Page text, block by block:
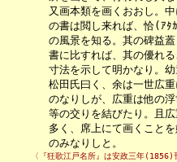
又画本類を画くおおし。中
の書は閲し来れば、恰(ｱﾀｶﾓ)
の風景を知る。其の碑益蓋し少
書に比すれば、其の優れるこ
寸法を示して明かなり。幼童
松田氏曰く、余は一世広重に面
のなりしが、広重は他の浮世絵
等の交りを結びたり。且広重は
多く、席上にて画くことを嫌う
のみなりしと。
〈『狂歌江戸名所』は安政三年(1856)刊